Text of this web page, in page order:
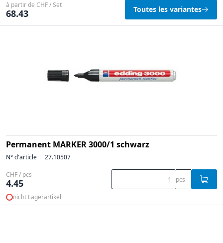
à partir de CHF / Set
68.43 Toutes les variantes
Permanent MARKER 3000/1 schwarz
N° d'article 27.10507
CHF / pcs
4.45 pcs
nicht Lagerartikel